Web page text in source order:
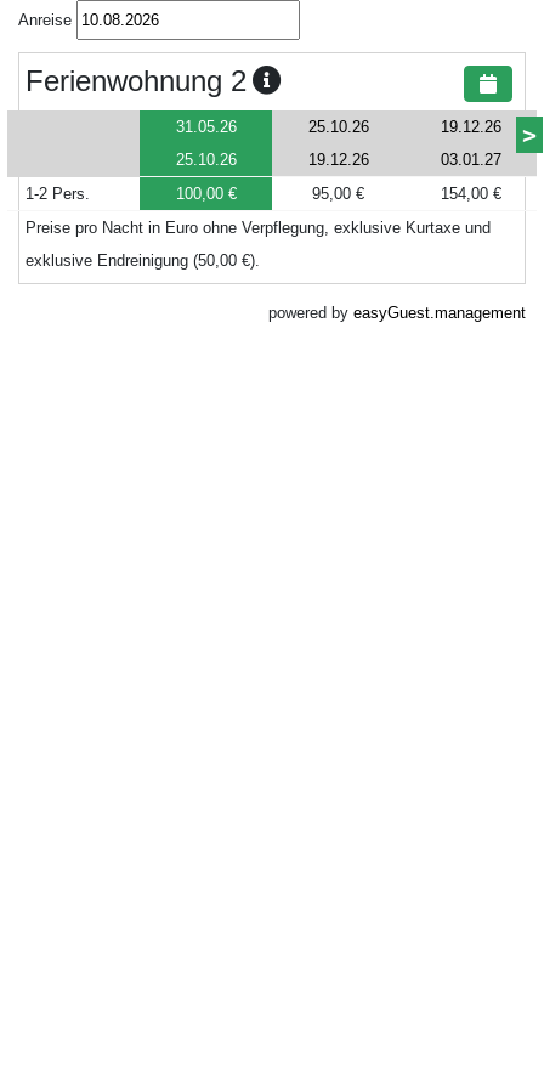
Anreise
Ferienwohnung 2
>
31.05.26
25.10.26
25.10.26
19.12.26
19.12.26
03.01.27
1-2 Pers.
100,00 € 95,00 €
154,00 €
Preise pro Nacht in Euro ohne Verpflegung, exklusive Kurtaxe und
exklusive Endreinigung (50,00 €).
powered by easyGuest.management